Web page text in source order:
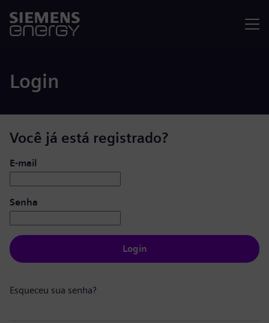
Login
Você já está registrado?
Login: usuário e senha
E-mail
Senha
Login
Esqueceu sua senha?